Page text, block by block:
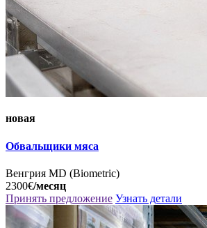
новая
Обвальщики мяса
Венгрия MD (Biometric)
2300€/месяц
Принять предложение Узнать детали